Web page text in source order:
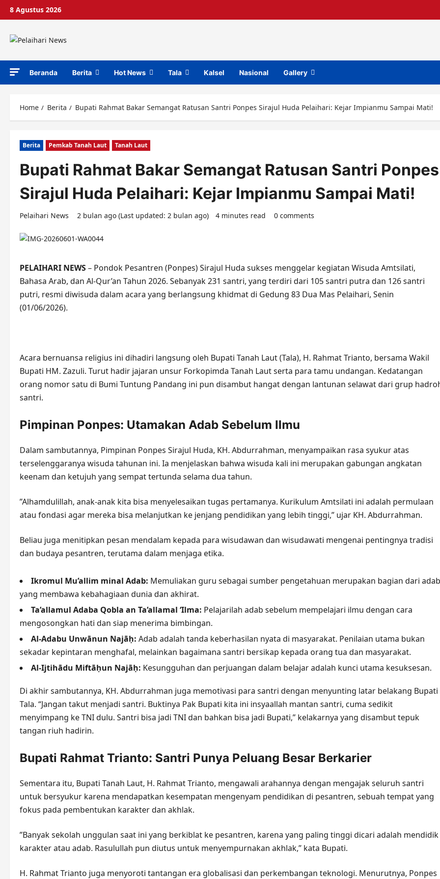
Skip8 Agustus 2026
Beranda Berita Hot News Tala Kalsel Nasional Gallery
Home Berita Bupati Rahmat Bakar Semangat Ratusan Santri Ponpes Sirajul Huda Pelaihari: Kejar Impianmu Sampai Mati!
Berita Pemkab Tanah Laut Tanah Laut
Bupati Rahmat Bakar Semangat Ratusan Santri Ponpes
Sirajul Huda Pelaihari: Kejar Impianmu Sampai Mati!
Pelaihari News 2 bulan ago (Last updated: 2 bulan ago) 4 minutes read 0 comments
PELAIHARI NEWS– Pondok Pesantren (Ponpes) Sirajul Huda sukses menggelar kegiatan Wisuda Amtsilati,
Bahasa Arab, dan Al-Qur’an Tahun 2026. Sebanyak 231 santri, yang terdiri dari 105 santri putra dan 126 santri
putri, resmi diwisuda dalam acara yang berlangsung khidmat di Gedung 83 Dua Mas Pelaihari, Senin
(01/06/2026).
​Acara bernuansa religius ini dihadiri langsung oleh Bupati Tanah Laut (Tala), H. Rahmat Trianto, bersama Wakil
Bupati HM. Zazuli. Turut hadir jajaran unsur Forkopimda Tanah Laut serta para tamu undangan. Kedatangan
orang nomor satu di Bumi Tuntung Pandang ini pun disambut hangat dengan lantunan selawat dari grup
santri.
​Pimpinan Ponpes: Utamakan Adab Sebelum Ilmu
​Dalam sambutannya, Pimpinan Ponpes Sirajul Huda, KH. Abdurrahman, menyampaikan rasa syukur atas
terselenggaranya wisuda tahunan ini. Ia menjelaskan bahwa wisuda kali ini merupakan gabungan angkatan
keenam dan ketujuh yang sempat tertunda selama dua tahun.
​”Alhamdulillah, anak-anak kita bisa menyelesaikan tugas pertamanya. Kurikulum Amtsilati ini adalah permulaan
atau fondasi agar mereka bisa melanjutkan ke jenjang pendidikan yang lebih tinggi,” ujar KH. Abdurrahman.
​Beliau juga menitipkan pesan mendalam kepada para wisudawan dan wisudawati mengenai pentingnya tradisi
dan budaya pesantren, terutama dalam menjaga etika.
Ikromul Mu’allim minal Adab: Memuliakan guru sebagai sumber pengetahuan merupakan bagian dari adab
yang membawa kebahagiaan dunia dan akhirat.
Ta’allamul Adaba Qobla an Ta’allamal ‘Ilma: Pelajarilah adab sebelum mempelajari ilmu dengan cara
mengosongkan hati dan siap menerima bimbingan.
Al-Adabu Unwānun Najāḥ: Adab adalah tanda keberhasilan nyata di masyarakat. Penilaian utama bukan
sekadar kepintaran menghafal, melainkan bagaimana santri bersikap kepada orang tua dan masyarakat.
Al-Ijtihādu Miftāḥun Najāḥ: Kesungguhan dan perjuangan dalam belajar adalah kunci utama kesuksesan.
​Di akhir sambutannya, KH. Abdurrahman juga memotivasi para santri dengan menyunting latar belakang Bupati
Tala. “Jangan takut menjadi santri. Buktinya Pak Bupati kita ini insyaallah mantan santri, cuma sedikit
menyimpang ke TNI dulu. Santri bisa jadi TNI dan bahkan bisa jadi Bupati,” kelakarnya yang disambut tepuk
tangan riuh hadirin.
​Bupati Rahmat Trianto: Santri Punya Peluang Besar Berkarier
​Sementara itu, Bupati Tanah Laut, H. Rahmat Trianto, mengawali arahannya dengan mengajak seluruh santri
untuk bersyukur karena mendapatkan kesempatan mengenyam pendidikan di pesantren, sebuah tempat yang
fokus pada pembentukan karakter dan akhlak.
​”Banyak sekolah unggulan saat ini yang berkiblat ke pesantren, karena yang paling tinggi dicari adalah mendidik
karakter atau adab. Rasulullah pun diutus untuk menyempurnakan akhlak,” kata Bupati.
​H. Rahmat Trianto juga menyoroti tantangan era globalisasi dan perkembangan teknologi. Menurutnya, Ponpes